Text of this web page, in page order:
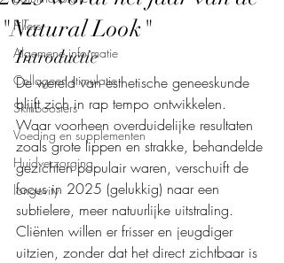
Fillers
Algemene informatie
Collageen stimulatie
Skinboosters
Voeding en supplementen
Huidverzorging
longevity
"Natural Look"
Introductie
De wereld van esthetische geneeskunde
blijft zich in rap tempo ontwikkelen.
Waar voorheen overduidelijke resultaten
zoals grote lippen en strakke, behandelde
gezichten populair waren, verschuift de
focus in 2025 (gelukkig) naar een
subtielere, meer natuurlijke uitstraling.
Cliënten willen er frisser en jeugdiger
uitzien, zonder dat het direct zichtbaar is